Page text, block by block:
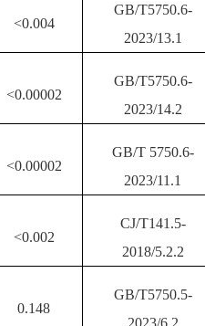
<0.004
GB/T5750.6-
2023/13.1
<0.00002
GB/T5750.6-
2023/14.2
<0.00002
GB/T 5750.6-
2023/11 .1
<0.002
CJ/T141.5-
2018/5.2.2
0.148
GB/T5750.5-
2023/6.2